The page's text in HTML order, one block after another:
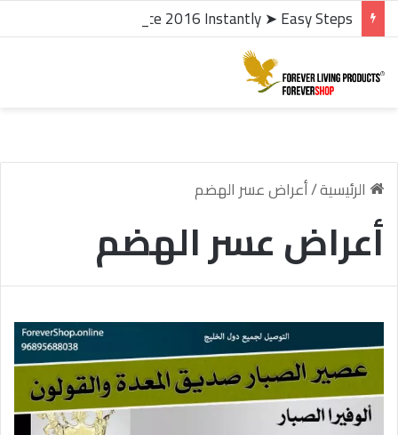
الرئيسية/أعراض عسر الهضم
أعراض عسر الهضم